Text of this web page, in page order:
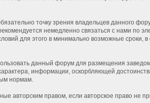
точку зрения владельцев данного
немедленно связаться с нами по
для этого в минимально возможные сроки, в
данный форум для размещения
информации, оскорбляющей
нормам.
авторским правом, если авторское право не